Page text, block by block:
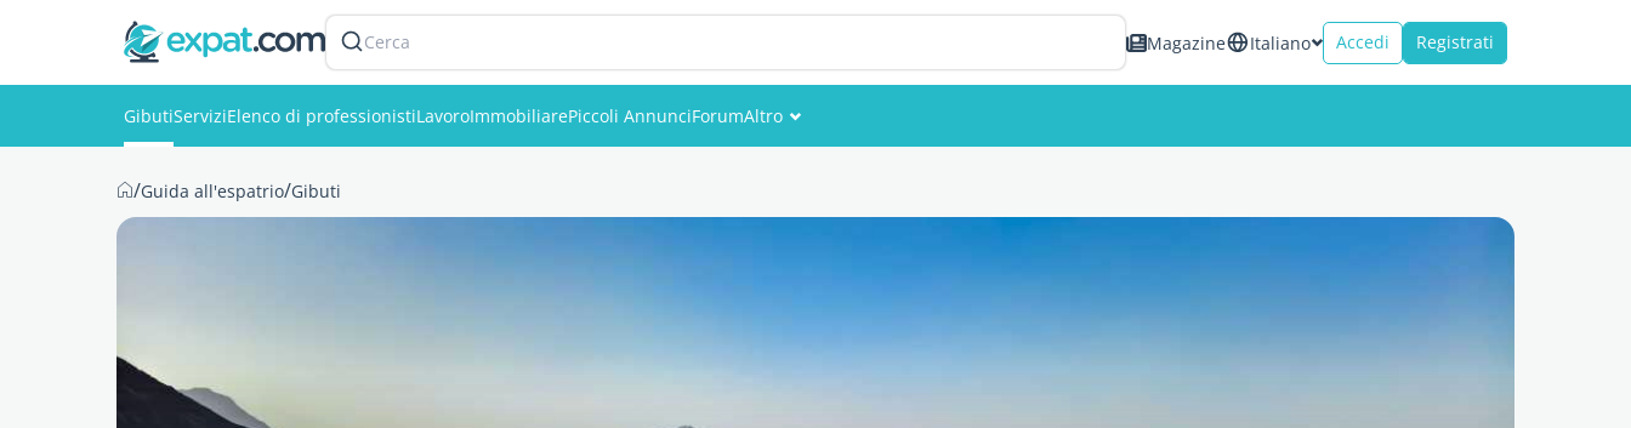
Cerca Magazine Italiano Accedi Registrati
GibutiServiziElenco di professionistiLavoroImmobiliarePiccoli AnnunciForumAltro
/Guida all'espatrio/Gibuti